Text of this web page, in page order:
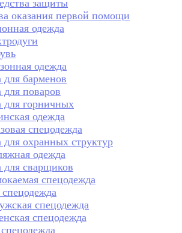
защиты
оказания первой помощи
одежда
одежда
барменов
поваров
для горничных
одежда
спецодежда
охранных структур
одежда
сварщиков
спецодежда
спецодежда
спецодежда